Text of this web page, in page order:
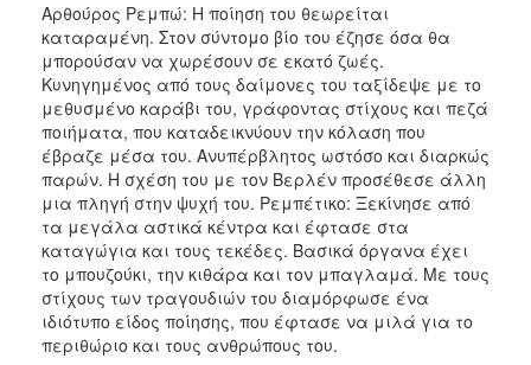
Αρθούρος Ρεμπώ: Η ποίηση του θεωρείται
καταραμένη. Στον σύντομο βίο του έζησε όσα θα
μπορούσαν να χωρέσουν σε εκατό ζωές.
Κυνηγημένος από τους δαίμονες του ταξίδεψε με το
μεθυσμένο καράβι του, γράφοντας στίχους και πεζά
ποιήματα, που καταδεικνύουν την κόλαση που
έβραζε μέσα του. Ανυπέρβλητος ωστόσο και διαρκώς
παρών. Η σχέση του με τον Βερλέν προσέθεσε άλλη
μια πληγή στην ψυχή του. Ρεμπέτικο: Ξεκίνησε από
τα μεγάλα αστικά κέντρα και έφτασε στα
καταγώγια και τους τεκέδες. Βασικά όργανα έχει
το μπουζούκι, την κιθάρα και τον μπαγλαμά. Με τους
στίχους των τραγουδιών του διαμόρφωσε ένα
ιδιότυπο είδος ποίησης, που έφτασε να μιλά για το
περιθώριο και τους ανθρώπους του.